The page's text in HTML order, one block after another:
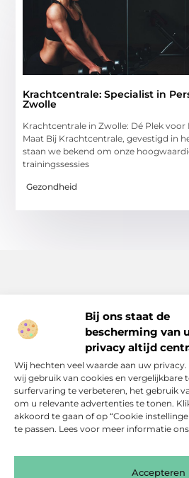
Bij ons staat de
bescherming van
privacy altijd
Wij hechten veel waarde aan uw
wij gebruik van cookies en vergelijkbare
surfervaring te verbeteren, het gebruik
om u relevante advertenties te tonen.
akkoord te gaan of op “Cookie
te passen. Lees voor meer informatie
Accepteren
Krachtcentrale: Specialist in
Zwolle
Krachtcentrale in Zwolle: Dé Plek
Maat Bij Krachtcentrale, gevestigd in
staan we bekend om onze
trainingssessies
Gezondheid
Inspiratie, tips en verhalen
Ontdek een breed scala aan artikelen
leven verrijken, van praktische
Bericht categorie
Onze informatie